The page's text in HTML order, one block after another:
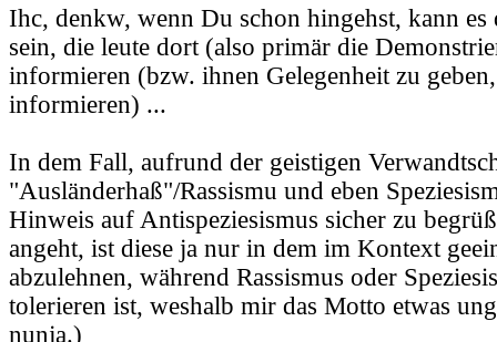
Ihc, denkw, wenn Du schon hingehst, kann
sein, die leute dort (also primär die
informieren (bzw. ihnen Gelegenheit zu
informieren) ...
In dem Fall, aufrund der geistigen
"Ausländerhaß"/Rassismu und eben
Hinweis auf Antispeziesismus sicher zu
angeht, ist diese ja nur in dem im Kontext
abzulehnen, während Rassismus oder
tolerieren ist, weshalb mir das Motto etwas
nunja.)